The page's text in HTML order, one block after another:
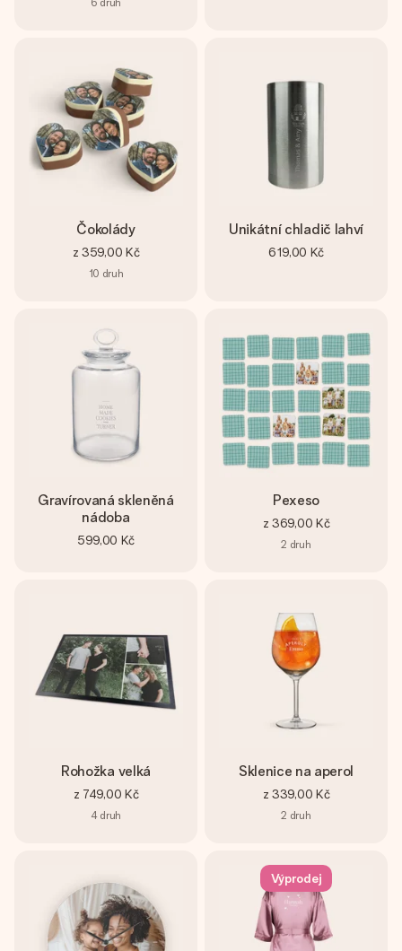
Čokolády
z 359,00 Kč
10 druh
Unikátní chladič lahví
619,00 Kč
Gravírovaná skleněná
nádoba
599,00 Kč
Pexeso
z 369,00 Kč
2 druh
Rohožka velká
z 749,00 Kč
4 druh
Sklenice na aperol
z 339,00 Kč
2 druh
Výprodej